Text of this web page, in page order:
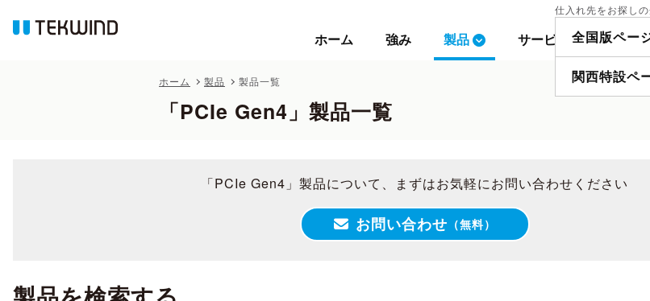
ホーム 強み 製品 サービス 事例
仕入れ先をお探し
全国版ペー
関西特設ペ
ホーム 製品 製品一覧
「PCIe Gen4」製品一覧
ホーム 強み 製品 サービス 事例
仕入れ先をお探し
全国版ペー
関西特設ペ
「PCIe Gen4」製品について、まずはお気軽にお問い合わせください
お問い合わせ （無料）